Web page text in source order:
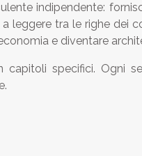
indipendente:
leggere tra le righe dei
e diventare
specifici. Ogni